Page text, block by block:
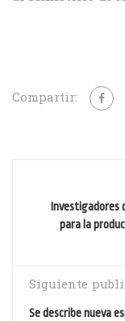
Compartir:
Investigadores
para la
Siguiente
Se describe nueva